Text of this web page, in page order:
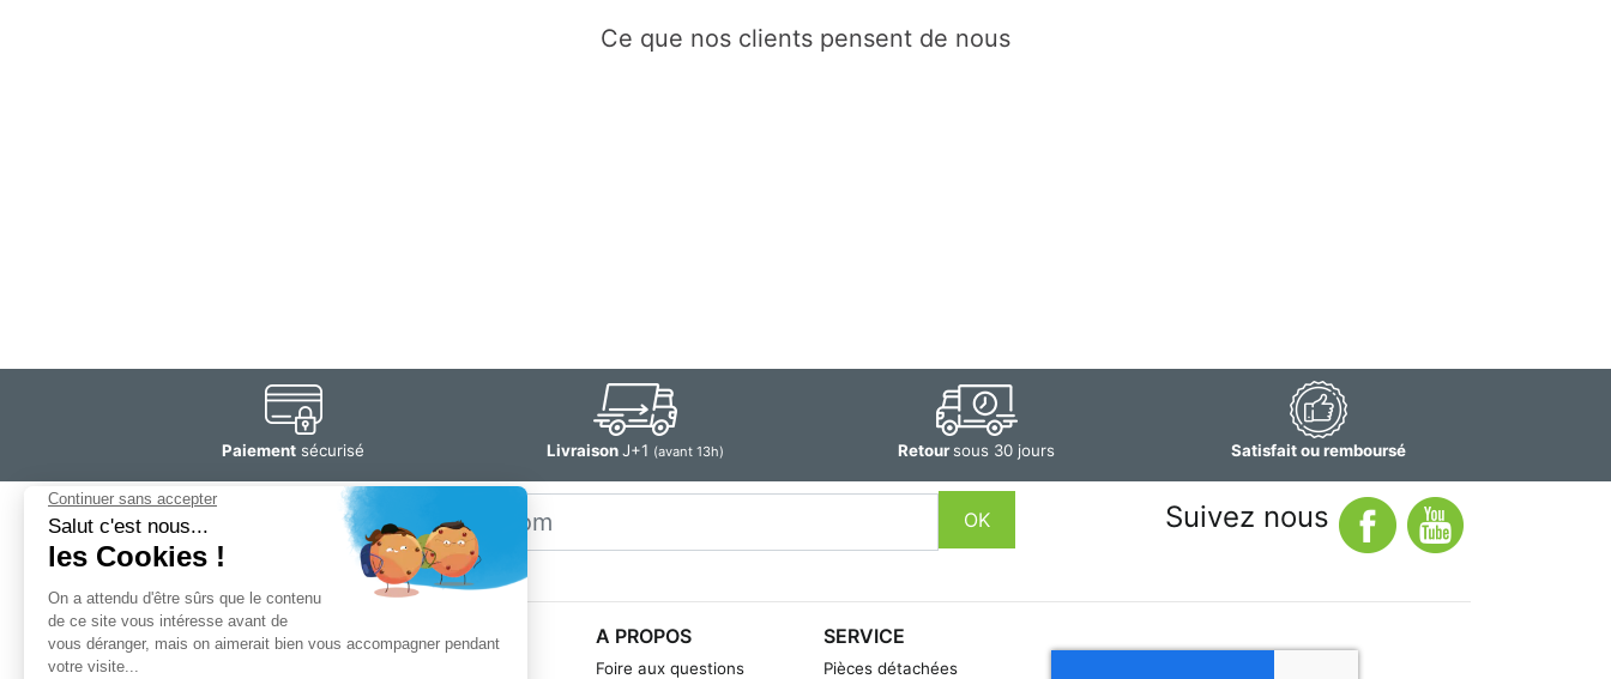
Ce que nos clients pensent de nous
Paiement sécurisé LivraisonJ+1 (avant 13h) Retoursous 30 jours Satisfait ou remboursé
Restez
informé
Email
OK Suivez nous
SOGEDIS SAS
3 rue Antoine Lavoisier
A PROPOS
Foire aux questions
SERVICE
Pièces détachées